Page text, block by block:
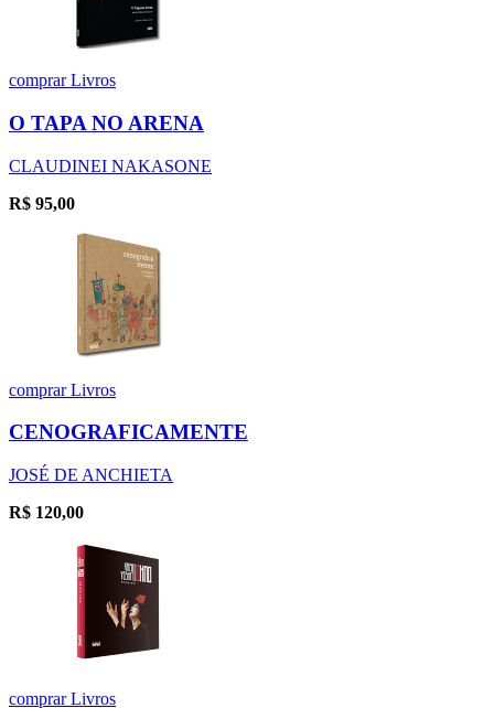
comprarLivros
O TAPA NO ARENA
CLAUDINEI NAKASONE
R$ 95,00
comprarLivros
CENOGRAFICAMENTE
JOSÉ DE ANCHIETA
R$ 120,00
comprarLivros